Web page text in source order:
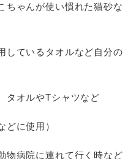
ちゃんが使い慣れた猫砂な
しているタオルなど自分の
タオルやTシャツなど
どに使用）
物病院に連れて行く時など